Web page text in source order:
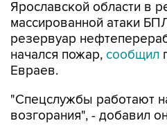
Ярославской области в
массированной атаки
резервуар
начался пожар, сообщил
Евраев.
"Спецслужбы работают
возгорания", - добавил